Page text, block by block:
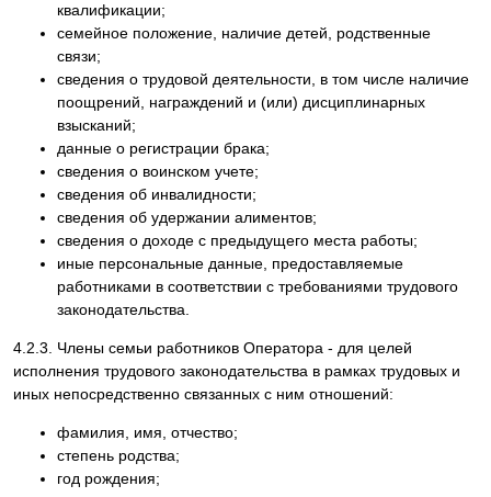
квалификации;
семейное положение, наличие детей, родственные
связи;
сведения о трудовой деятельности, в том числе наличие
поощрений, награждений и (или) дисциплинарных
взысканий;
данные о регистрации брака;
сведения о воинском учете;
сведения об инвалидности;
сведения об удержании алиментов;
сведения о доходе с предыдущего места работы;
иные персональные данные, предоставляемые
работниками в соответствии с требованиями трудового
законодательства.
4.2.3. Члены семьи работников Оператора - для целей
исполнения трудового законодательства в рамках трудовых и
иных непосредственно связанных с ним отношений:
фамилия, имя, отчество;
степень родства;
год рождения;